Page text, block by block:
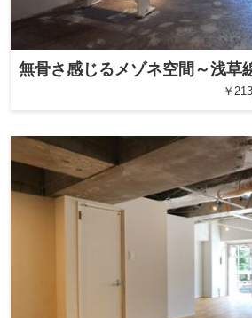
無骨さ感じるメゾネ空間～浅草
￥